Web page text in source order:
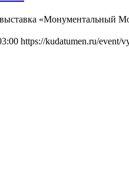
«Монументальный
https://kudatumen.ru/event/